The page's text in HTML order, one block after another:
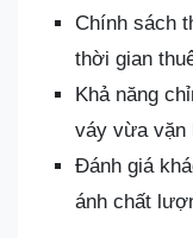
Chính sách
thời gian
Khả năng
váy vừa vặn
Đánh giá
ánh chất